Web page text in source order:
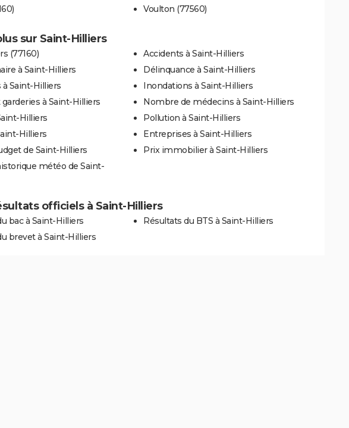
Voulton (77560)
sur Saint-Hilliers
(77160)
à Saint-Hilliers
Saint-Hilliers
à Saint-Hilliers
Hilliers
Hilliers
de Saint-Hilliers
météo de Saint-
Accidents à Saint-Hilliers
Délinquance à Saint-Hilliers
Inondations à Saint-Hilliers
Nombre de médecins à Saint-Hilliers
Pollution à Saint-Hilliers
Entreprises à Saint-Hilliers
Prix immobilier à Saint-Hilliers
officiels à Saint-Hilliers
bac à Saint-Hilliers
brevet à Saint-Hilliers
Résultats du BTS à Saint-Hilliers